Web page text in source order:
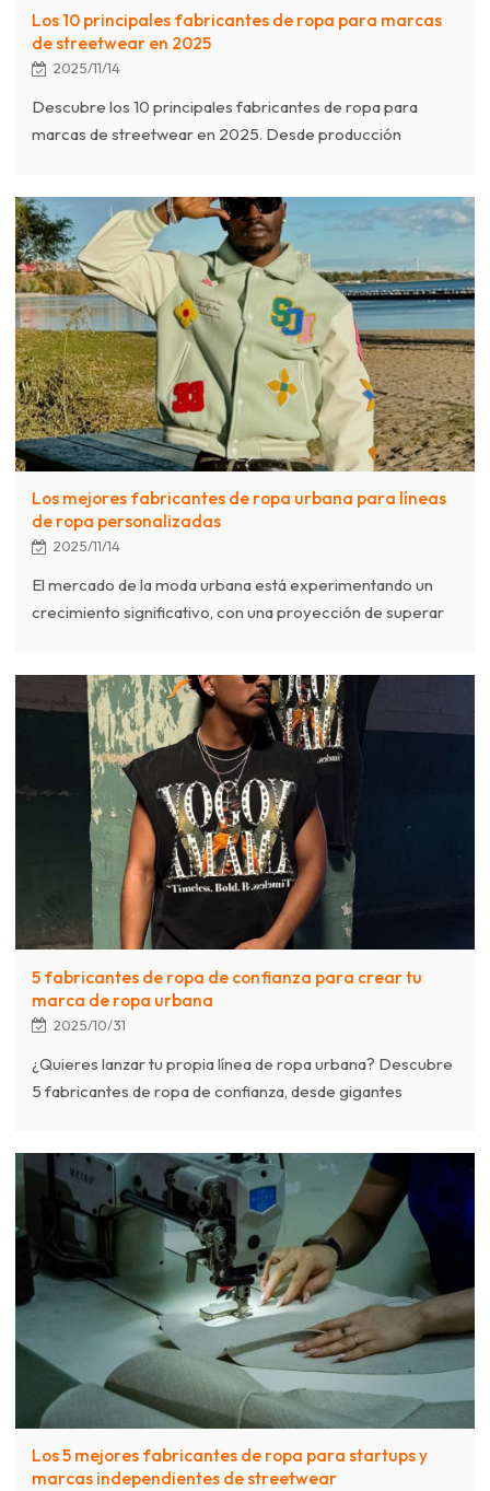
Los 10 principales fabricantes de ropa para marcas
de streetwear en 2025
2025/11/14
Descubre los 10 principales fabricantes de ropa para
marcas de streetwear en 2025. Desde producción
basado en datos de los principales proveedores.
Los mejores fabricantes de ropa urbana para líneas
de ropa personalizadas
2025/11/14
El mercado de la moda urbana está experimentando un
crecimiento significativo, con una proyección de superar
Esta guía destaca la importancia de seleccionar al
fabricante de ropa urbana adecuado, considerándolo un
colaborador creativo más que un simple productor. Entre
las consideraciones clave se incluye elegir un fabricante
especializado que comprenda la estética, los tejidos y las t
5 fabricantes de ropa de confianza para crear tu
marca de ropa urbana
2025/10/31
¿Quieres lanzar tu propia línea de ropa urbana? Descubre
5 fabricantes de ropa de confianza, desde gigantes
personalizada de lotes pequeños.
Los 5 mejores fabricantes de ropa para startups y
marcas independientes de streetwear